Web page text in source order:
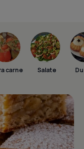
carne Salate